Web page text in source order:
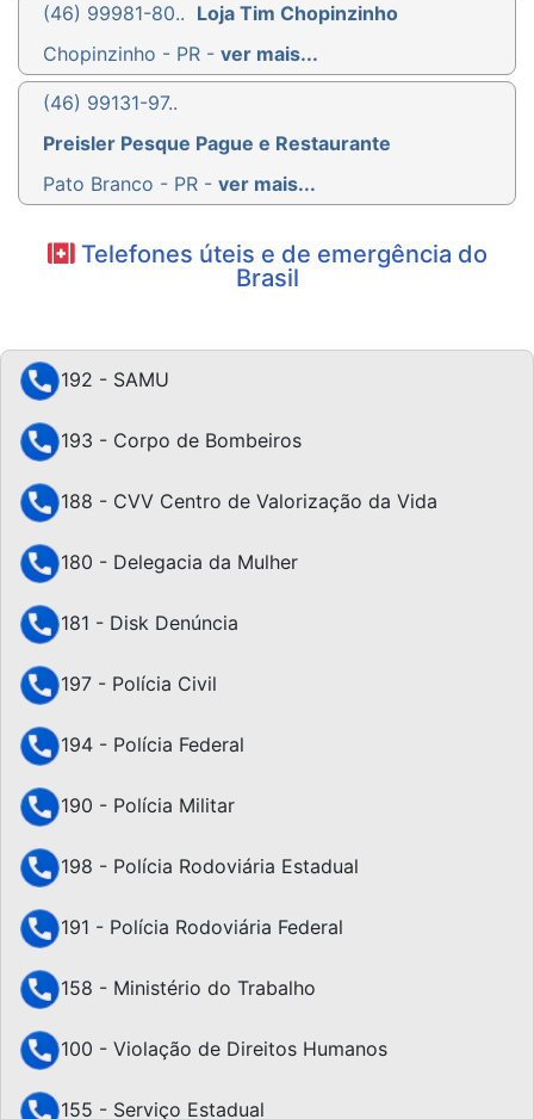
(46) 99981-80.. Loja Tim Chopinzinho
Chopinzinho - PR - ver mais...
(46) 99131-97..
Preisler Pesque Pague e Restaurante
Pato Branco - PR - ver mais...
Telefones úteis e de emergência do
Brasil
192 - SAMU
193 - Corpo de Bombeiros
188 - CVV Centro de Valorização da Vida
180 - Delegacia da Mulher
181 - Disk Denúncia
197 - Polícia Civil
194 - Polícia Federal
190 - Polícia Militar
198 - Polícia Rodoviária Estadual
191 - Polícia Rodoviária Federal
158 - Ministério do Trabalho
100 - Violação de Direitos Humanos
155 - Serviço Estadual